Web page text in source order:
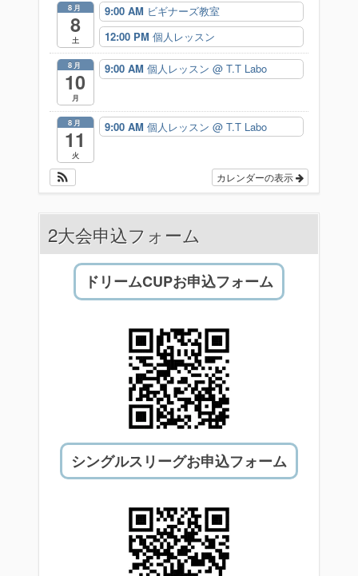
8月
8
土
9:00 AM ビギナーズ教室
12:00 PM 個人レッスン
8月
10
月
9:00 AM 個人レッスン @ T.T Labo
8月
11
火
9:00 AM 個人レッスン @ T.T Labo
カレンダーの表示
2大会申込フォーム
ドリームCUPお申込フォーム
シングルスリーグお申込フォーム